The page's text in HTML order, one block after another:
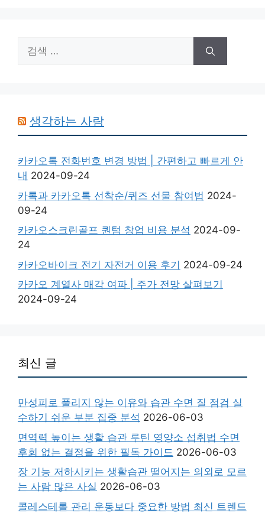
색:
생각하는 사람
카카오톡 전화번호 변경 방법 | 간편하고 빠르게 안
내 2024-09-24
카톡과 카카오톡 선착순/퀴즈 선물 참여법 2024-
09-24
카카오스크린골프 퀀텀 창업 비용 분석 2024-09-
24
카카오바이크 전기 자전거 이용 후기 2024-09-24
카카오 계열사 매각 여파 | 주가 전망 살펴보기
2024-09-24
최신 글
만성피로 풀리지 않는 이유와 습관 수면 질 점검 실
수하기 쉬운 부분 집중 분석 2026-06-03
면역력 높이는 생활 습관 루틴 영양소 섭취법 수면
후회 없는 결정을 위한 필독 가이드 2026-06-03
장 기능 저하시키는 생활습관 떨어지는 의외로 모르
는 사람 많은 사실 2026-06-03
콜레스테롤 관리 운동보다 중요한 방법 최신 트렌드